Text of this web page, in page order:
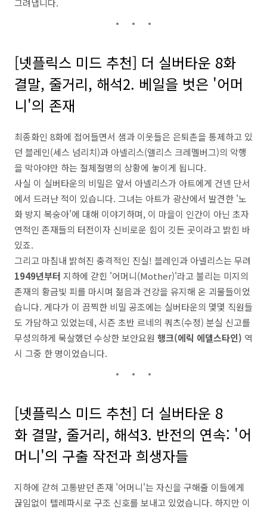
그려냅니다.
[넷플릭스 미드 추천] 더 실버타운 8화
결말, 줄거리, 해석2. 베일을 벗은 '어머
니'의 존재
최종화인 8화에 접어들면서 샘과 이웃들은 은퇴촌을 통제하고 있
던 블레인(세스 넘리치)과 아넬리스(앨리스 크레멜버그)의 악행
을 막아야만 하는 절체절명의 상황에 놓이게 됩니다.
사실 이 실버타운의 비밀은 앞서 아넬리스가 아트에게 건넨 단서
에서 드러난 적이 있습니다. 그녀는 아트가 광산에서 발견한 '노
화 방지 복숭아'에 대해 이야기하며, 이 마을이 인간이 아닌 초자
연적인 존재들의 터전이자 신비로운 힘이 깃든 곳이라고 밝힌 바
있죠.
그리고 마침내 밝혀진 충격적인 진실! 블레인과 아넬리스는 무려
1949년부터 지하에 갇힌 '어머니(Mother)'라고 불리는 미지의
존재의 황금빛 피를 마시며 젊음과 건강을 유지해 온 괴물들이었
습니다. 게다가 이 끔찍한 비밀 공조에는 실버타운의 몇몇 직원들
도 가담하고 있었는데, 시즌 초반 르네의 쿼츠(수정) 분실 신고를
무성의하게 묵살했던 수상한 보안요원 행크(에릭 에델스타인) 역
시 그중 한 명이었습니다.
[넷플릭스 미드 추천] 더 실버타운 8
화 결말, 줄거리, 해석3. 반전의 연속: '어
머니'의 구출 작전과 희생자들
지하에 갇혀 고통받던 존재 '어머니'는 자신을 구해줄 이들에게
끊임없이 텔레파시로 구조 신호를 보내고 있었습니다. 하지만 이